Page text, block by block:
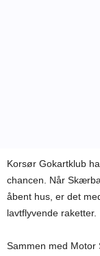
Korsør Gokartklub
chancen. Når
åbent hus, er det
lavtflyvende raketter.
Sammen med